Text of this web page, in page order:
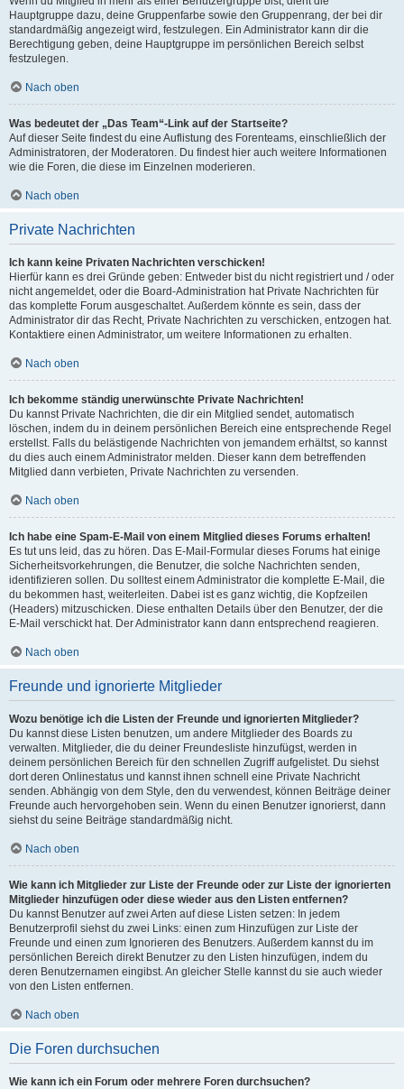
Hauptgruppe dazu, deine Gruppenfarbe sowie den Gruppenrang, der bei dir
standardmäßig angezeigt wird, festzulegen. Ein Administrator kann dir die
Berechtigung geben, deine Hauptgruppe im persönlichen Bereich selbst
festzulegen.
Nach oben
Was bedeutet der „Das Team“-Link auf der Startseite?
Auf dieser Seite findest du eine Auflistung des Forenteams, einschließlich der
Administratoren, der Moderatoren. Du findest hier auch weitere Informationen
wie die Foren, die diese im Einzelnen moderieren.
Nach oben
Private Nachrichten
Ich kann keine Privaten Nachrichten verschicken!
Hierfür kann es drei Gründe geben: Entweder bist du nicht registriert und / oder
nicht angemeldet, oder die Board-Administration hat Private Nachrichten für
das komplette Forum ausgeschaltet. Außerdem könnte es sein, dass der
Administrator dir das Recht, Private Nachrichten zu verschicken, entzogen hat.
Kontaktiere einen Administrator, um weitere Informationen zu erhalten.
Nach oben
Ich bekomme ständig unerwünschte Private Nachrichten!
Du kannst Private Nachrichten, die dir ein Mitglied sendet, automatisch
löschen, indem du in deinem persönlichen Bereich eine entsprechende Regel
erstellst. Falls du belästigende Nachrichten von jemandem erhältst, so kannst
du dies auch einem Administrator melden. Dieser kann dem betreffenden
Mitglied dann verbieten, Private Nachrichten zu versenden.
Nach oben
Ich habe eine Spam-E-Mail von einem Mitglied dieses Forums erhalten!
Es tut uns leid, das zu hören. Das E-Mail-Formular dieses Forums hat einige
Sicherheitsvorkehrungen, die Benutzer, die solche Nachrichten senden,
identifizieren sollen. Du solltest einem Administrator die komplette E-Mail, die
du bekommen hast, weiterleiten. Dabei ist es ganz wichtig, die Kopfzeilen
(Headers) mitzuschicken. Diese enthalten Details über den Benutzer, der die
E-Mail verschickt hat. Der Administrator kann dann entsprechend reagieren.
Nach oben
Freunde und ignorierte Mitglieder
Wozu benötige ich die Listen der Freunde und ignorierten Mitglieder?
Du kannst diese Listen benutzen, um andere Mitglieder des Boards zu
verwalten. Mitglieder, die du deiner Freundesliste hinzufügst, werden in
deinem persönlichen Bereich für den schnellen Zugriff aufgelistet. Du siehst
dort deren Onlinestatus und kannst ihnen schnell eine Private Nachricht
senden. Abhängig von dem Style, den du verwendest, können Beiträge deiner
Freunde auch hervorgehoben sein. Wenn du einen Benutzer ignorierst, dann
siehst du seine Beiträge standardmäßig nicht.
Nach oben
Wie kann ich Mitglieder zur Liste der Freunde oder zur Liste der ignorierten
Mitglieder hinzufügen oder diese wieder aus den Listen entfernen?
Du kannst Benutzer auf zwei Arten auf diese Listen setzen: In jedem
Benutzerprofil siehst du zwei Links: einen zum Hinzufügen zur Liste der
Freunde und einen zum Ignorieren des Benutzers. Außerdem kannst du im
persönlichen Bereich direkt Benutzer zu den Listen hinzufügen, indem du
deren Benutzernamen eingibst. An gleicher Stelle kannst du sie auch wieder
von den Listen entfernen.
Nach oben
Die Foren durchsuchen
Wie kann ich ein Forum oder mehrere Foren durchsuchen?